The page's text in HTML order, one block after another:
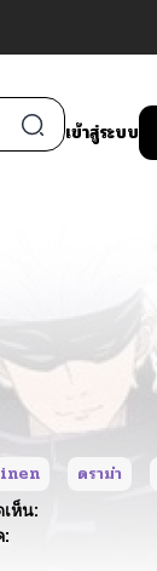
เข้าสู่ระบบ
ดราม่า
ห็น: